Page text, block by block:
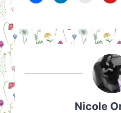
Nicole